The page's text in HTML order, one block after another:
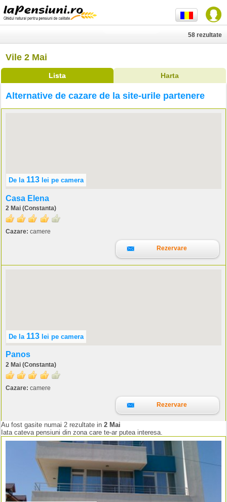
Vile 2 Mai
Lista Harta
58 rezultate
Alternative de cazare de la site-urile partenere
De la 113 lei pe camera
Casa Elena
2 Mai (Constanta)
Cazare: camere
Rezervare
De la 113 lei pe camera
Panos
2 Mai (Constanta)
Cazare: camere
Rezervare
Au fost gasite numai 2 rezultate in 2 Mai
Iata cateva pensiuni din zona care te-ar putea interesa.